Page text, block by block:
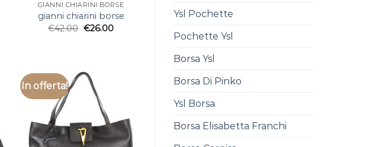
Ysl Pochette
Pochette Ysl
Borsa Ysl
Borsa Di Pinko
Ysl Borsa
Borsa Elisabetta Franchi
GIANNI CHIARINI BORSE
gianni chiarini borse
€42.00 €26.00
In offerta!